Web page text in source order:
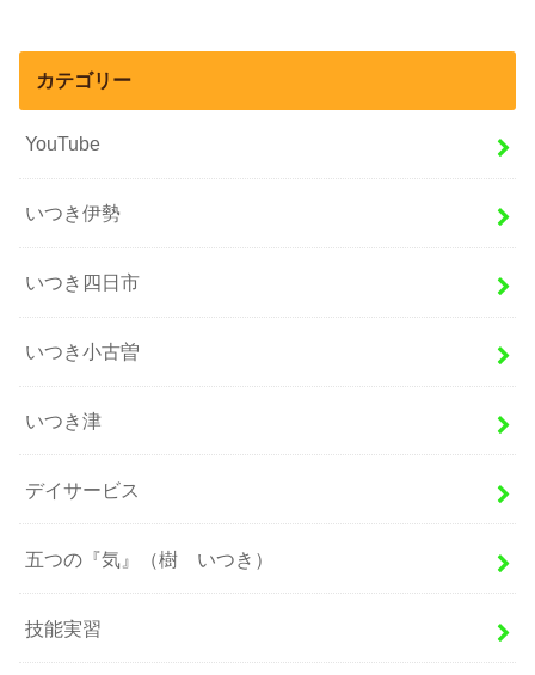
カテゴリー
YouTube
いつき伊勢
いつき四日市
いつき小古曽
いつき津
デイサービス
五つの『気』（樹 いつき）
技能実習